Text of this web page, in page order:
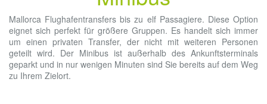
Mallorca Flughafentransfers bis zu elf Passagiere. Diese Option
eignet sich perfekt für größere Gruppen. Es handelt sich immer
um einen privaten Transfer, der nicht mit weiteren Personen
geteilt wird. Der Minibus ist außerhalb des Ankunftsterminals
geparkt und in nur wenigen Minuten sind Sie bereits auf dem Weg
zu Ihrem Zielort.